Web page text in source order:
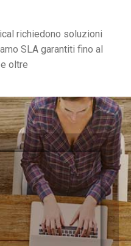
richiedono soluzioni
SLA garantiti fino al
oltre